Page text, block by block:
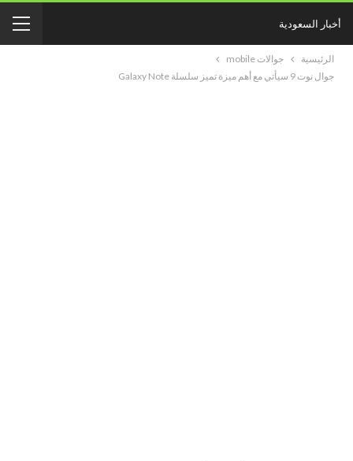
أخبار السعودية
الرئيسية
جوالات mobile
جوال نوت 9 سيأتي مع أهم ميزة تميز سلسلة Galaxy Note